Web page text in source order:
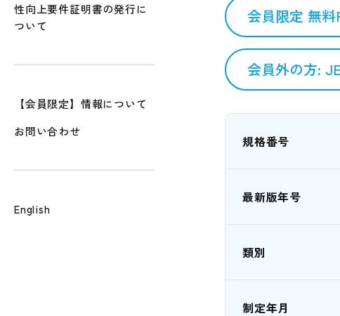
性向上要件証明書の発行に
ついて
【会員限定】情報について
お問い合わせ
English
会員限定 無
会員外の方:
規格番号
最新版年号
類別
制定年月